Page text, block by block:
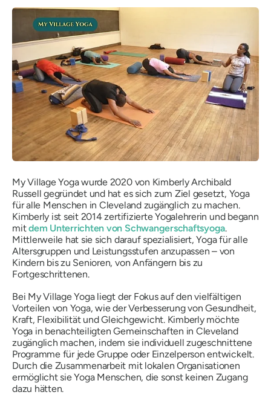
My Village Yoga wurde 2020 von Kimberly Archibald
Russell gegründet und hat es sich zum Ziel gesetzt, Yoga
für alle Menschen in Cleveland zugänglich zu machen.
Kimberly ist seit 2014 zertifizierte Yogalehrerin und begann
mitdem Unterrichten von Schwangerschaftsyoga.
Mittlerweile hat sie sich darauf spezialisiert, Yoga für alle
Altersgruppen und Leistungsstufen anzupassen – von
Kindern bis zu Senioren, von Anfängern bis zu
Fortgeschrittenen.
Bei My Village Yoga liegt der Fokus auf den vielfältigen
Vorteilen von Yoga, wie der Verbesserung von Gesundheit,
Kraft, Flexibilität und Gleichgewicht. Kimberly möchte
Yoga in benachteiligten Gemeinschaften in Cleveland
zugänglich machen, indem sie individuell zugeschnittene
Programme für jede Gruppe oder Einzelperson entwickelt.
Durch die Zusammenarbeit mit lokalen Organisationen
ermöglicht sie Yoga Menschen, die sonst keinen Zugang
dazu hätten.